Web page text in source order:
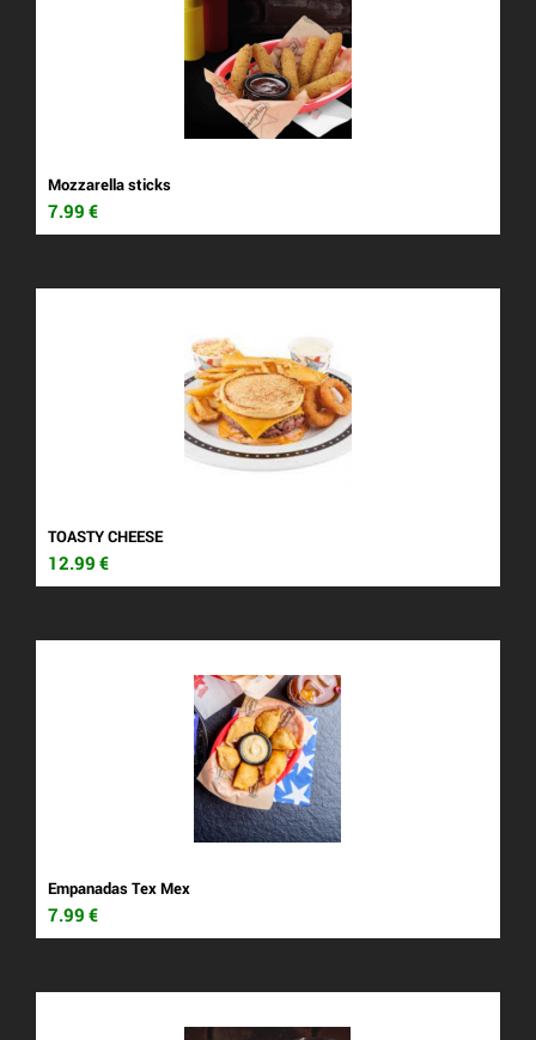
Mozzarella sticks
7.99 €
TOASTY CHEESE
12.99 €
Empanadas Tex Mex
7.99 €